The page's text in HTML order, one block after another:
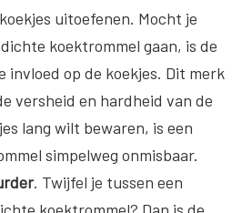
uitoefenen. Mocht je
koektrommel gaan, is de
invloed op de koekjes. Dit merk
versheid en hardheid van de
lang wilt bewaren, is een
simpelweg onmisbaar.
. Twijfel je tussen een